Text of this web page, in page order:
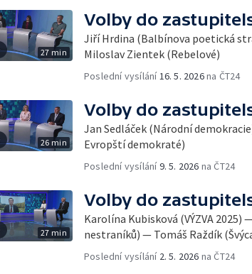
27 min
Volby do
Jiří Hrdina (Balbínova poetická
Miloslav Zientek (Rebelové)
Poslední vysílání16. 5. 2026na ČT24
26 min
Volby do
Jan Sedláček (Národní
Evropští demokraté)
Poslední vysílání9. 5. 2026 na ČT24
27 min
Volby do
Karolína Kubisková (VÝZVA
nestraníků) — Tomáš Raždík
Poslední vysílání 2. 5. 2026 na ČT24